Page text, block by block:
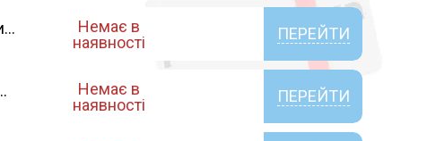
Немає в
наявності
ПЕРЕЙТИ
Немає в
наявності
ПЕРЕЙТИ